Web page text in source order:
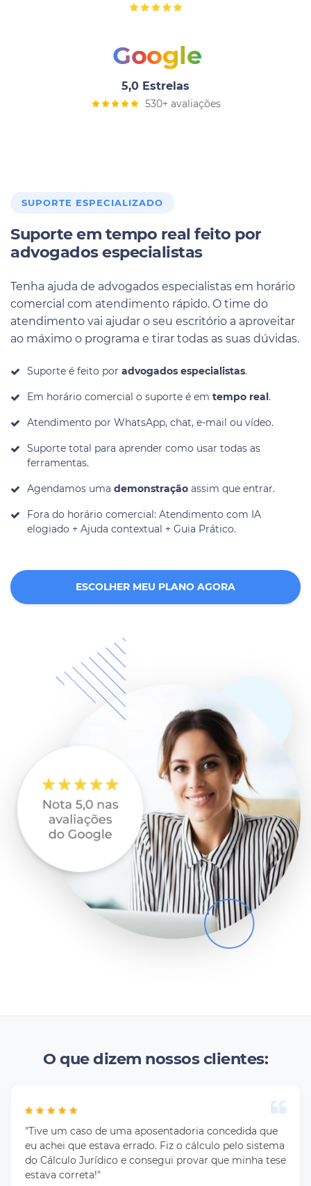
Google
5,0 Estrelas
530+ avaliações
SUPORTE ESPECIALIZADO
Suporte em tempo real feito por
advogados especialistas
Tenha ajuda de advogados especialistas em horário
comercial com atendimento rápido. O time do
atendimento vai ajudar o seu escritório a aproveitar
ao máximo o programa e tirar todas as suas dúvidas.
Suporte é feito por advogados especialistas.
Em horário comercial o suporte é em tempo real.
Atendimento por WhatsApp, chat, e-mail ou vídeo.
Suporte total para aprender como usar todas as
ferramentas.
Agendamos uma demonstração assim que entrar.
Fora do horário comercial: Atendimento com IA
elogiado + Ajuda contextual + Guia Prático.
ESCOLHER MEU PLANO AGORA
O que dizem nossos clientes:
"Tive um caso de uma aposentadoria concedida que
eu achei que estava errado. Fiz o cálculo pelo sistema
do Cálculo Jurídico e consegui provar que minha tese
estava correta!"